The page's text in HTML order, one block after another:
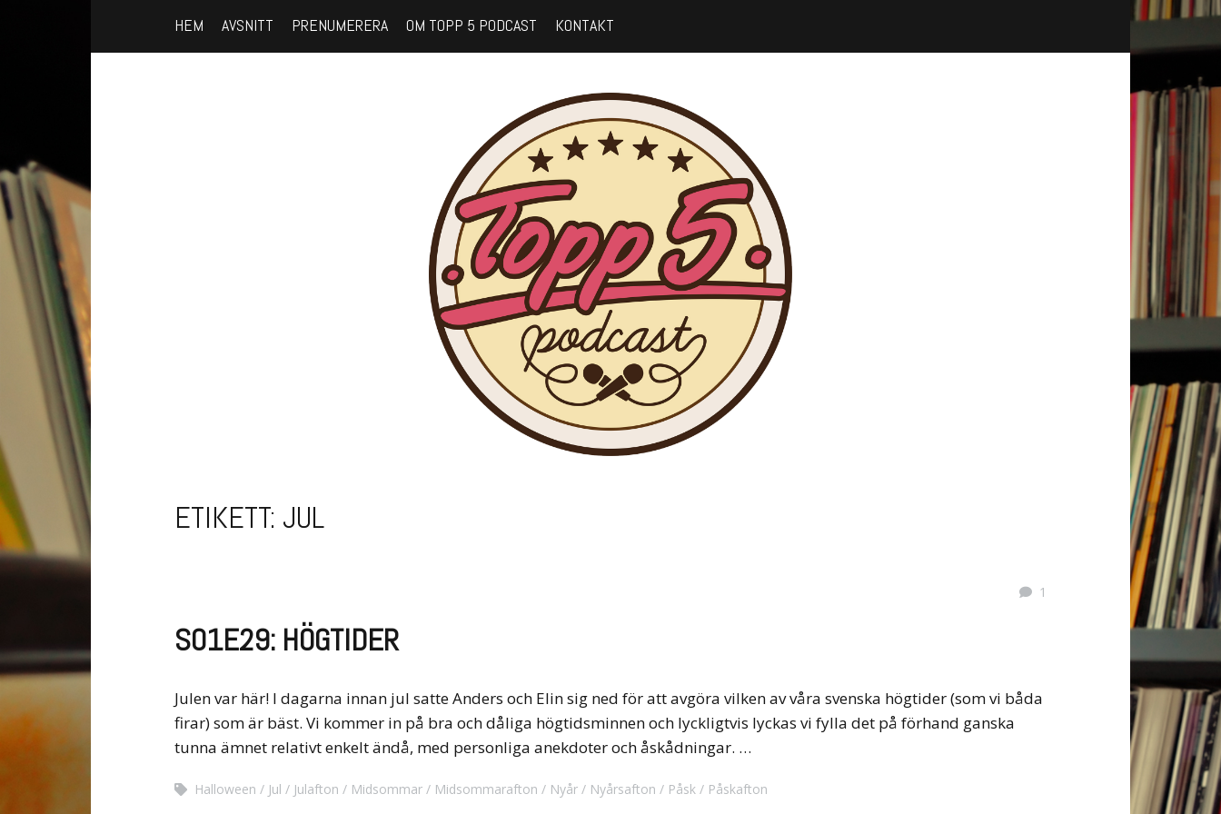
HEM AVSNITT PRENUMERERA OM TOPP 5 PODCAST KONTAKT
ETIKETT: JUL
1
S01E29: HÖGTIDER
Julen var här! I dagarna innan jul satte Anders och Elin sig ned för att avgöra vilken av våra svenska högtider (som vi båda
firar) som är bäst. Vi kommer in på bra och dåliga högtidsminnen och lyckligtvis lyckas vi fylla det på förhand ganska
tunna ämnet relativt enkelt ändå, med personliga anekdoter och åskådningar. …
Halloween Jul Julafton Midsommar Midsommarafton Nyår Nyårsafton Påsk Påskafton